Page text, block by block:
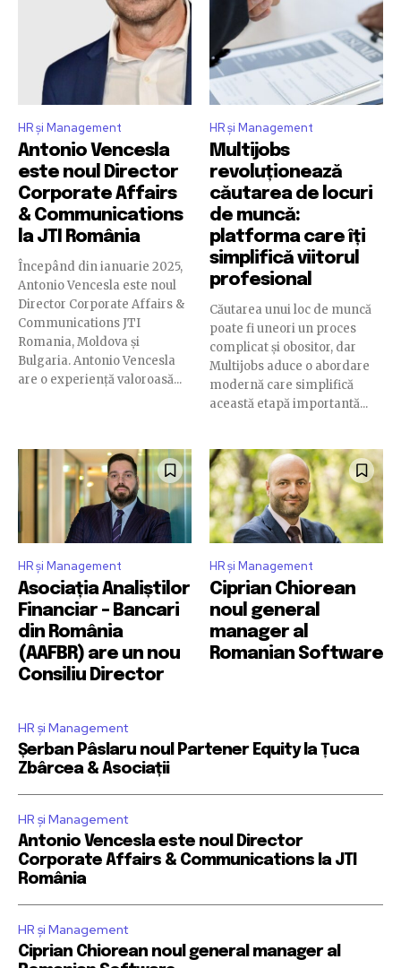
HR și Management
Antonio Vencesla
este noul Director
Corporate Affairs
& Communications
la JTI România
Începând din ianuarie 2025,
Antonio Vencesla este noul
Director Corporate Affairs &
Communications JTI
Romania, Moldova și
Bulgaria. Antonio Vencesla
are o experiență valoroasă...
HR și Management
Multijobs
revoluționează
căutarea de locuri
de muncă:
platforma care îți
simplifică viitorul
profesional
Căutarea unui loc de muncă
poate fi uneori un proces
complicat și obositor, dar
Multijobs aduce o abordare
modernă care simplifică
această etapă importantă...
HR și Management
Asociația Analiștilor
Financiar – Bancari
din România
(AAFBR) are un nou
Consiliu Director
HR și Management
Ciprian Chiorean
noul general
manager al
Romanian Software
HR și Management
Șerban Pâslaru noul Partener Equity la Țuca
Zbârcea & Asociații
HR și Management
Antonio Vencesla este noul Director
Corporate Affairs & Communications la JTI
România
HR și Management
Ciprian Chiorean noul general manager al